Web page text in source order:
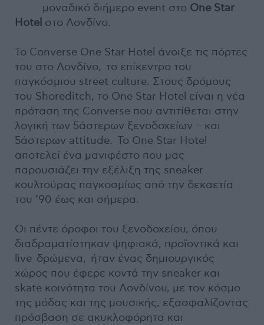
μοναδικό διήμερο event στο One Star
Hotel στο Λονδίνο.
Το Converse One Star Hotel άνοιξε τις πόρτες
του στο Λονδίνο, το επίκεντρο του
παγκόσμιου street culture. Στους δρόμους
του Shoreditch, το One Star Hotel είναι η νέα
πρόταση της Converse που αντιτίθεται στην
λογική των 5άστερων ξενοδοχείων – και
5άστερων attitude. Το One Star Hotel
αποτελεί ένα μανιφέστο που μας
παρουσιάζει την εξέλιξη της sneaker
κουλτούρας παγκοσμίως από την δεκαετία
του ’90 έως και σήμερα.
Οι πέντε όροφοι του ξενοδοχείου, όπου
διαδραματίστηκαν ψηφιακά, προϊοντικά και
live δρώμενα, ήταν ένας δημιουργικός
χώρος που έφερε κοντά την sneaker και
skate κοινότητα του Λονδίνου, με τον κόσμο
της μόδας και της μουσικής, εξασφαλίζοντας
πρόσβαση σε ακυκλοφόρητα και